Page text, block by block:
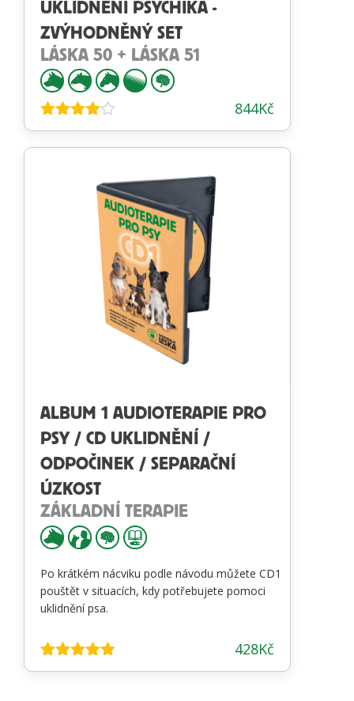
UKLIDNĚNÍ PSYCHIKA -
ZVÝHODNĚNÝ SET
LÁSKA 50 + LÁSKA 51
Hodnocení
844Kč
ALBUM 1 AUDIOTERAPIE PRO
PSY / CD UKLIDNĚNÍ /
ODPOČINEK / SEPARAČNÍ
ÚZKOST
ZÁKLADNÍ TERAPIE
Po krátkém nácviku podle návodu můžete CD1
pouštět v situacích, kdy potřebujete pomoci
uklidnění psa.
Hodnocení
428Kč